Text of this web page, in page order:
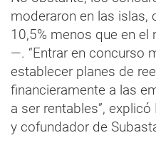
moderaron en las
10,5% menos que en
—. “Entrar en concurso
establecer planes de
financieramente a las
a ser rentables”,
y cofundador de